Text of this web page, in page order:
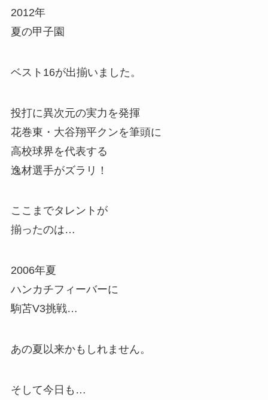
2012年
夏の甲子園
ベスト16が出揃いました。
投打に異次元の実力を発揮
花巻東・大谷翔平クンを筆頭に
高校球界を代表する
逸材選手がズラリ！
ここまでタレントが
揃ったのは…
2006年夏
ハンカチフィーバーに
駒苫V3挑戦…
あの夏以来かもしれません。
そして今日も…